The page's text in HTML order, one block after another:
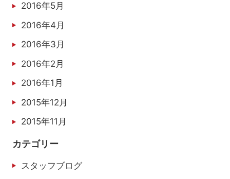
2016年5月
2016年4月
2016年3月
2016年2月
2016年1月
2015年12月
2015年11月
カテゴリー
スタッフブログ